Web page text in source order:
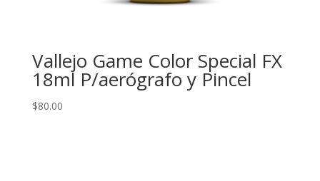
Vallejo Game Color Special FX
18ml P/aerógrafo y Pincel
$80.00